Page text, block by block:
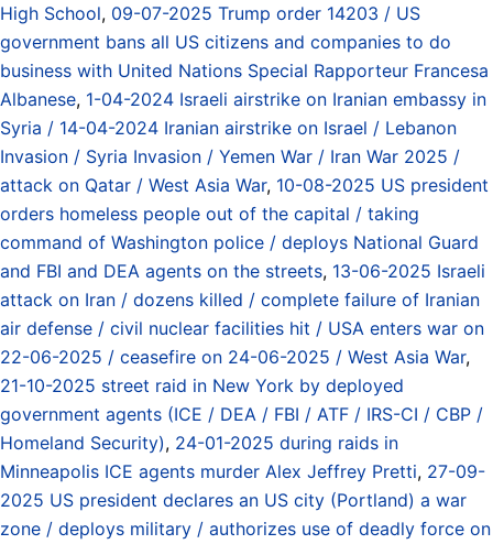
High School, 09-07-2025 Trump order 14203 / US
government bans all US citizens and companies to do
business with United Nations Special Rapporteur Francesa
Albanese, 1-04-2024 Israeli airstrike on Iranian embassy in
Syria / 14-04-2024 Iranian airstrike on Israel / Lebanon
Invasion / Syria Invasion / Yemen War / Iran War 2025 /
attack on Qatar / West Asia War, 10-08-2025 US president
orders homeless people out of the capital / taking
command of Washington police / deploys National Guard
and FBI and DEA agents on the streets, 13-06-2025 Israeli
attack on Iran / dozens killed / complete failure of Iranian
air defense / civil nuclear facilities hit / USA enters war on
22-06-2025 / ceasefire on 24-06-2025 / West Asia War,
21-10-2025 street raid in New York by deployed
government agents (ICE / DEA / FBI / ATF / IRS-CI / CBP /
Homeland Security), 24-01-2025 during raids in
Minneapolis ICE agents murder Alex Jeffrey Pretti, 27-09-
2025 US president declares an US city (Portland) a war
zone / deploys military / authorizes use of deadly force on